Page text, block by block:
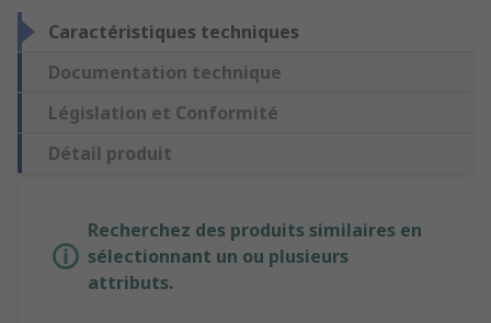
Caractéristiques techniques
Documentation technique
Législation et Conformité
Détail produit
Recherchez des produits similaires en
sélectionnant un ou plusieurs
attributs.